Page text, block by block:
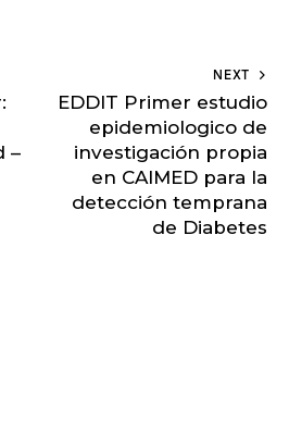
–
NEXT
EDDIT Primer estudio
epidemiologico de
investigación propia
en CAIMED para la
detección temprana
de Diabetes